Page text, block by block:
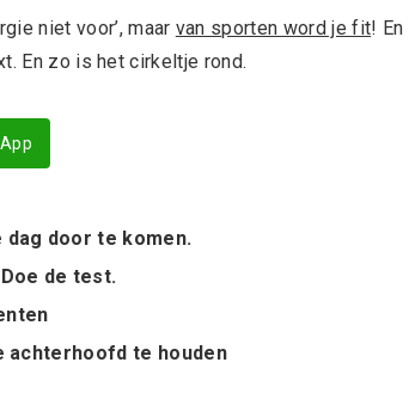
niet voor’, maar van sporten word je fit!
En zo is het cirkeltje rond.
door te komen.
de test.
achterhoofd te houden